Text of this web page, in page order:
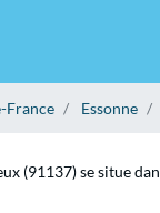
France Essonne
(91137) se situe